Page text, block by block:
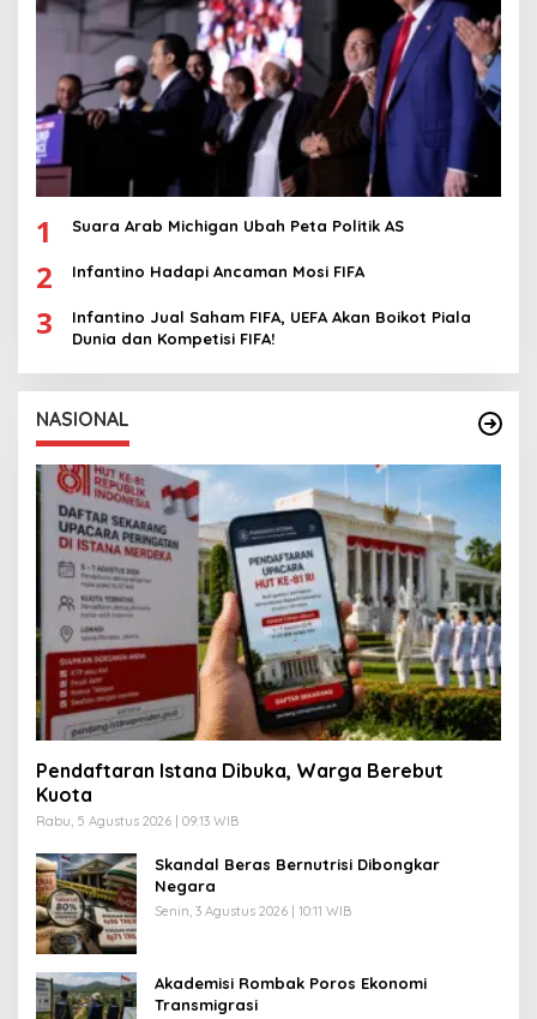
1 Suara Arab Michigan Ubah Peta Politik AS
2 Infantino Hadapi Ancaman Mosi FIFA
3
Infantino Jual Saham FIFA, UEFA Akan Boikot Piala
Dunia dan Kompetisi FIFA!
NASIONAL
Pendaftaran Istana Dibuka, Warga Berebut
Kuota
Rabu, 5 Agustus 2026 | 09:13 WIB
Skandal Beras Bernutrisi Dibongkar
Negara
Senin, 3 Agustus 2026 | 10:11 WIB
Akademisi Rombak Poros Ekonomi
Transmigrasi